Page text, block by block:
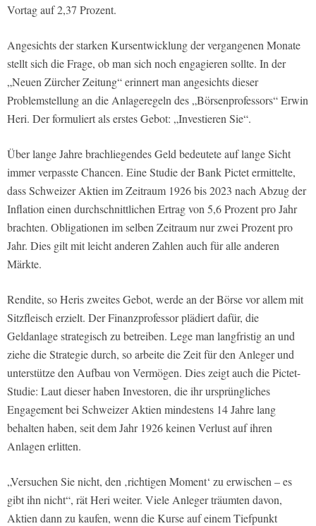
Vortag auf 2,37 Prozent.
Angesichts der starken Kursentwicklung der vergangenen Monate
stellt sich die Frage, ob man sich noch engagieren sollte. In der
„Neuen Zürcher Zeitung“ erinnert man angesichts dieser
Problemstellung an die Anlageregeln des „Börsenprofessors“ Erwin
Heri. Der formuliert als erstes Gebot: „Investieren Sie“.
Über lange Jahre brachliegendes Geld bedeutete auf lange Sicht
immer verpasste Chancen. Eine Studie der Bank Pictet ermittelte,
dass Schweizer Aktien im Zeitraum 1926 bis 2023 nach Abzug der
Inflation einen durchschnittlichen Ertrag von 5,6 Prozent pro Jahr
brachten. Obligationen im selben Zeitraum nur zwei Prozent pro
Jahr. Dies gilt mit leicht anderen Zahlen auch für alle anderen
Märkte.
Rendite, so Heris zweites Gebot, werde an der Börse vor allem mit
Sitzfleisch erzielt. Der Finanzprofessor plädiert dafür, die
Geldanlage strategisch zu betreiben. Lege man langfristig an und
ziehe die Strategie durch, so arbeite die Zeit für den Anleger und
unterstütze den Aufbau von Vermögen. Dies zeigt auch die Pictet-
Studie: Laut dieser haben Investoren, die ihr ursprüngliches
Engagement bei Schweizer Aktien mindestens 14 Jahre lang
behalten haben, seit dem Jahr 1926 keinen Verlust auf ihren
Anlagen erlitten.
„Versuchen Sie nicht, den ‚richtigen Moment‘ zu erwischen – es
gibt ihn nicht“, rät Heri weiter. Viele Anleger träumten davon,
Aktien dann zu kaufen, wenn die Kurse auf einem Tiefpunkt